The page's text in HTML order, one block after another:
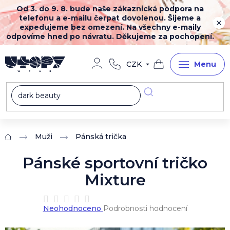
Přejít
na
obsah
Od 3. do 9. 8. bude naše zákaznická podpora na
telefonu a e-mailu čerpat dovolenou. Šijeme a
expedujeme bez omezení. Na všechny e-maily
odpovíme hned po návratu. Děkujeme za pochopení.
CZK
Nákupní
košík
Domů Muži Pánská trička
Pánské sportovní tričko
Mixture
Průměrné
hodnocení
Neohodnoceno Podrobnosti hodnocení